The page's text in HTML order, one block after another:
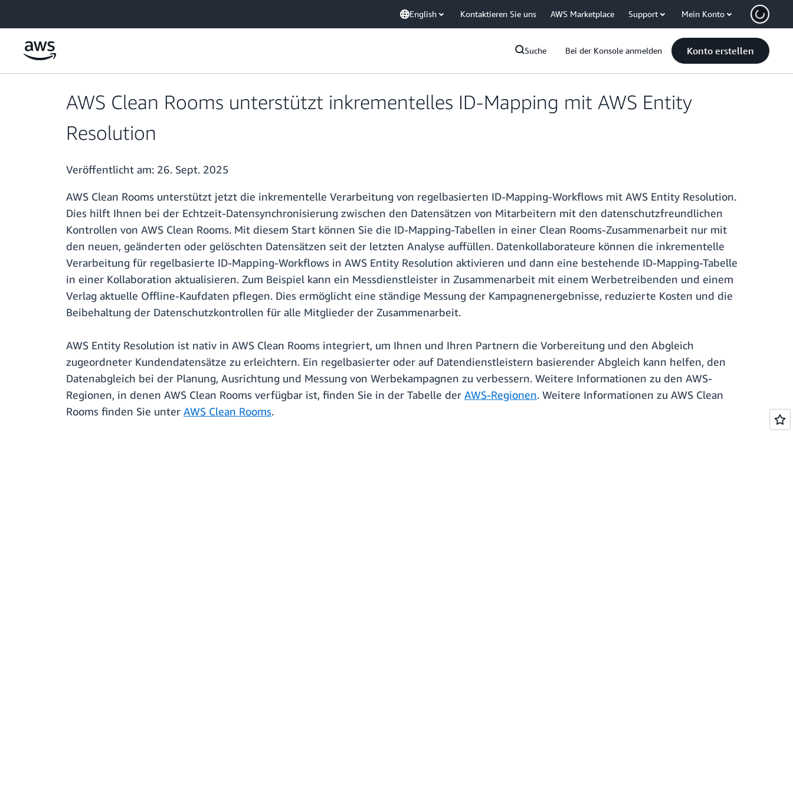
English Kontaktieren Sie uns AWS Marketplace Support Mein Konto
Suche Bei der Konsole anmelden Konto erstellen
AWS Clean Rooms unterstützt inkrementelles ID-Mapping mit AWS Entity
Resolution
Veröffentlicht am: 26. Sept. 2025
AWS Clean Rooms unterstützt jetzt die inkrementelle Verarbeitung von regelbasierten ID-Mapping-Workflows mit AWS Entity Resolution.
Dies hilft Ihnen bei der Echtzeit-Datensynchronisierung zwischen den Datensätzen von Mitarbeitern mit den datenschutzfreundlichen
Kontrollen von AWS Clean Rooms. Mit diesem Start können Sie die ID-Mapping-Tabellen in einer Clean Rooms-Zusammenarbeit nur mit
den neuen, geänderten oder gelöschten Datensätzen seit der letzten Analyse auffüllen. Datenkollaborateure können die inkrementelle
Verarbeitung für regelbasierte ID-Mapping-Workflows in AWS Entity Resolution aktivieren und dann eine bestehende ID-Mapping-Tabelle
in einer Kollaboration aktualisieren. Zum Beispiel kann ein Messdienstleister in Zusammenarbeit mit einem Werbetreibenden und einem
Verlag aktuelle Offline-Kaufdaten pflegen. Dies ermöglicht eine ständige Messung der Kampagnenergebnisse, reduzierte Kosten und die
Beibehaltung der Datenschutzkontrollen für alle Mitglieder der Zusammenarbeit.
AWS Entity Resolution ist nativ in AWS Clean Rooms integriert, um Ihnen und Ihren Partnern die Vorbereitung und den Abgleich
zugeordneter Kundendatensätze zu erleichtern. Ein regelbasierter oder auf Datendienstleistern basierender Abgleich kann helfen, den
Datenabgleich bei der Planung, Ausrichtung und Messung von Werbekampagnen zu verbessern. Weitere Informationen zu den AWS-
Regionen, in denen AWS Clean Rooms verfügbar ist, finden Sie in der Tabelle der AWS-Regionen. Weitere Informationen zu AWS Clean
Rooms finden Sie unter AWS Clean Rooms.